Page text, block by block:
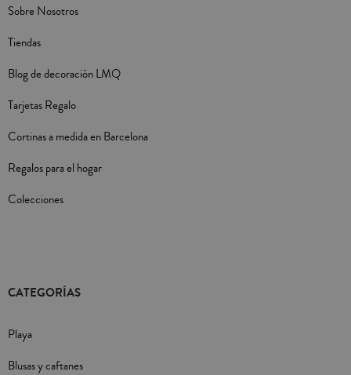
Sobre Nosotros
Tiendas
Blog de decoración LMQ
Tarjetas Regalo
Cortinas a medida en Barcelona
Regalos para el hogar
Colecciones
CATEGORÍAS
Playa
Blusas y caftanes